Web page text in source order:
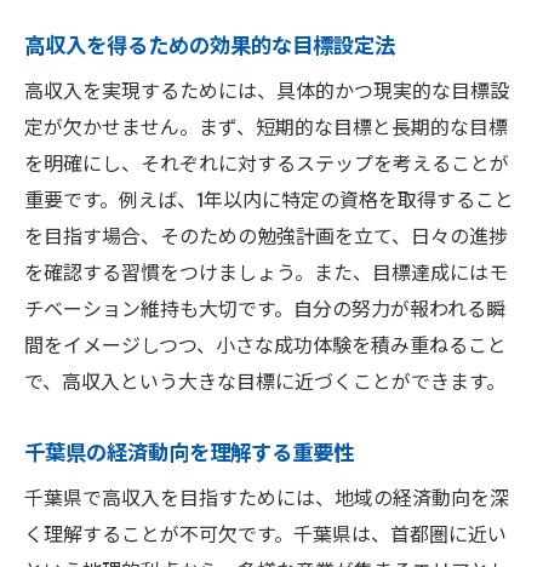
千葉県での効果的な人脈拡大方法
高収入を得るためのコミュニケーションス
キル
千葉県での高収入実現に必要なスキルセットと
は
高収入を支える必須スキルの見極め
地域別スキル需要の傾向と対策
千葉県で求められる専門スキル
スキル向上が高収入に直結する理由
将来を見据えたスキルアップ戦略
高収入を狙うためのスキル習得法
あなたの夢を叶える！千葉県で高収入を得るた
めの行動計画
目標達成へ向けた具体的行動計画
高収入を得るための効果的な目標設定法
高収入を実現するためには、具体的かつ現実的な目標設
定が欠かせません。まず、短期的な目標と長期的な目標
を明確にし、それぞれに対するステップを考えることが
重要です。例えば、1年以内に特定の資格を取得すること
を目指す場合、そのための勉強計画を立て、日々の進捗
を確認する習慣をつけましょう。また、目標達成にはモ
チベーション維持も大切です。自分の努力が報われる瞬
間をイメージしつつ、小さな成功体験を積み重ねること
で、高収入という大きな目標に近づくことができます。
千葉県の経済動向を理解する重要性
千葉県で高収入を目指すためには、地域の経済動向を深
く理解することが不可欠です。千葉県は、首都圏に近い